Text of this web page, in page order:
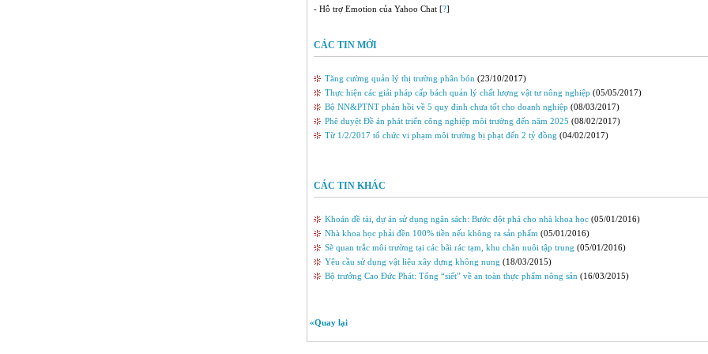
- Hỗ trợ Emotion của Yahoo Chat [?]
CÁC TIN MỚI
Tăng cường quản lý thị trường phân bón (23/10/2017)
Thực hiện các giải pháp cấp bách quản lý chất lượng vật tư nông nghiệp (05/05/2017)
Bộ NN&PTNT phản hồi về 5 quy định chưa tốt cho doanh nghiệp (08/03/2017)
Phê duyệt Ðề án phát triển công nghiệp môi trường đến năm 2025 (08/02/2017)
Từ 1/2/2017 tổ chức vi phạm môi trường bị phạt đến 2 tỷ đồng (04/02/2017)
CÁC TIN KHÁC
Khoán đề tài, dự án sử dụng ngân sách: Bước đột phá cho nhà khoa học (05/01/2016)
Nhà khoa học phải đền 100% tiền nếu không ra sản phẩm (05/01/2016)
Sẽ quan trắc môi trường tại các bãi rác tạm, khu chăn nuôi tập trung (05/01/2016)
Yêu cầu sử dụng vật liệu xây dựng không nung (18/03/2015)
Bộ trưởng Cao Đức Phát: Tổng “siết” về an toàn thực phẩm nông sản (16/03/2015)
«Quay lại